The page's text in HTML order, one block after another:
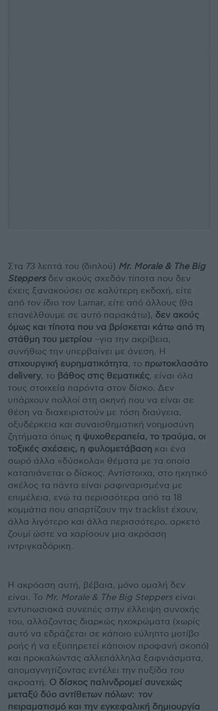
Στα 73 λεπτά του (διπλού) Mr. Morale& The Big
Steppers δεν ακούς σχεδόν τίποτα που δεν
έχεις ξανακούσει σε καλύτερη εκδοχή, είτε
από τον ίδιο τον Lamar, είτε από άλλους (θα
επανέλθουμε σε αυτό παρακάτω), δεν ακούς
όμως και τίποτα που να βρίσκεται κάτω από τη
στάθμη του μετρίου –για την ακρίβεια,
συνήθως την υπερβαίνει με άνεση. Η
στιχουργική ευρηματικότητα, το πρωτοκλασάτο
delivery, το βάθος στις θεματικές, είναι όλα
τους στοιχεία παρόντα στον δίσκο. Δεν
υπάρχουν πολλοί στη σκηνή που να είναι σε
θέση να διαχειριστούν με τόση διαύγεια,
οξυδέρκεια και συναισθηματική νοημοσύνη
ζητήματα όπως η ψυχοθεραπεία, το τραύμα, οι
τοξικές σχέσεις, η φυλομετάβαση και ένα
σωρό άλλα «δύσκολα» θέματα με τα οποία
καταπιάνεται ο δίσκος. Αντίστοιχα, στο ηχητικό
σκέλος τα πάντα είναι ραφιναρισμένα με
επιμέλεια, ενώ τα περισσότερα από τα 18
κομμάτια που απαρτίζουν την tracklist έχουν,
άλλα λιγότερο και άλλα περισσότερο, αρκετό
ζουμί ώστε να χαρίσουν μια ακρόαση
ιντριγκαδόρικη.
Η ακρόαση αυτή, βέβαια, μόνο ομαλή δεν
είναι. Το Mr. Morale& The Big Steppers είναι
εντυπωσιακά συνεπές στην έλλειψη συνοχής
του, αλλάζοντας διαρκώς ηχοχρώματα (χωρίς
αυτό να εδράζεται σε κάποιο εύληπτο μοτίβο
ροής ή να εξυπηρετεί κάποιον προφανή σκοπό)
και προκαλώντας αλλεπάλληλα ξαφνιάσματα,
απομαγνητίζοντας εντέλει την πυξίδα του
ακροατή. Ο δίσκος παλινδρομεί συνεχώς
μεταξύ δύο αντίθετων πόλων: τον
πειραματισμό και την εγκεφαλική δημιουργία